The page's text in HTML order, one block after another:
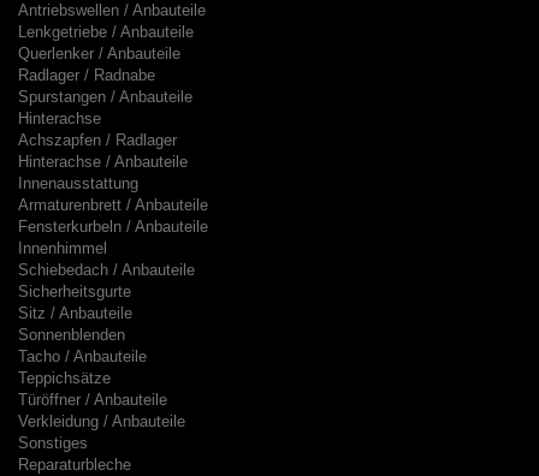
Antriebswellen / Anbauteile
Lenkgetriebe / Anbauteile
Querlenker / Anbauteile
Radlager / Radnabe
Spurstangen / Anbauteile
Hinterachse
Achszapfen / Radlager
Hinterachse / Anbauteile
Innenausstattung
Armaturenbrett / Anbauteile
Fensterkurbeln / Anbauteile
Innenhimmel
Schiebedach / Anbauteile
Sicherheitsgurte
Sitz / Anbauteile
Sonnenblenden
Tacho / Anbauteile
Teppichsätze
Türöffner / Anbauteile
Verkleidung / Anbauteile
Sonstiges
Reparaturbleche